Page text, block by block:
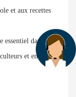
et aux recettes
dans
et en